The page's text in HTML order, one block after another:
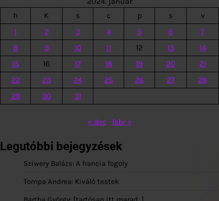
h
K s c p s
v
1
2 3 4 5 6
7
8
9 10 11 12 13
14
15
16 17 18 19 20
21
22
23 24 25 26 27
28
29
30 31
« dec febr »
Legutóbbi bejegyzések
Sziwery Balázs: A francia fogoly
Tompa Andrea: Kiváló testek